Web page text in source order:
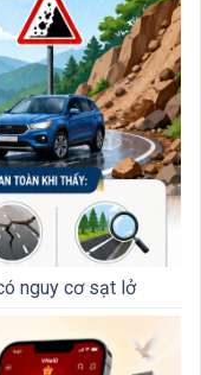
nguy cơ sạt lở